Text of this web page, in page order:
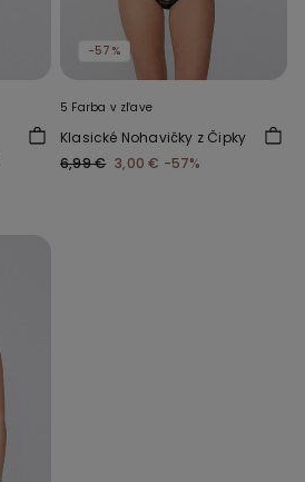
-57%
5 Farba v zľave
Klasické Nohavičky z Čipky
6,99 € 3,00 € -57%